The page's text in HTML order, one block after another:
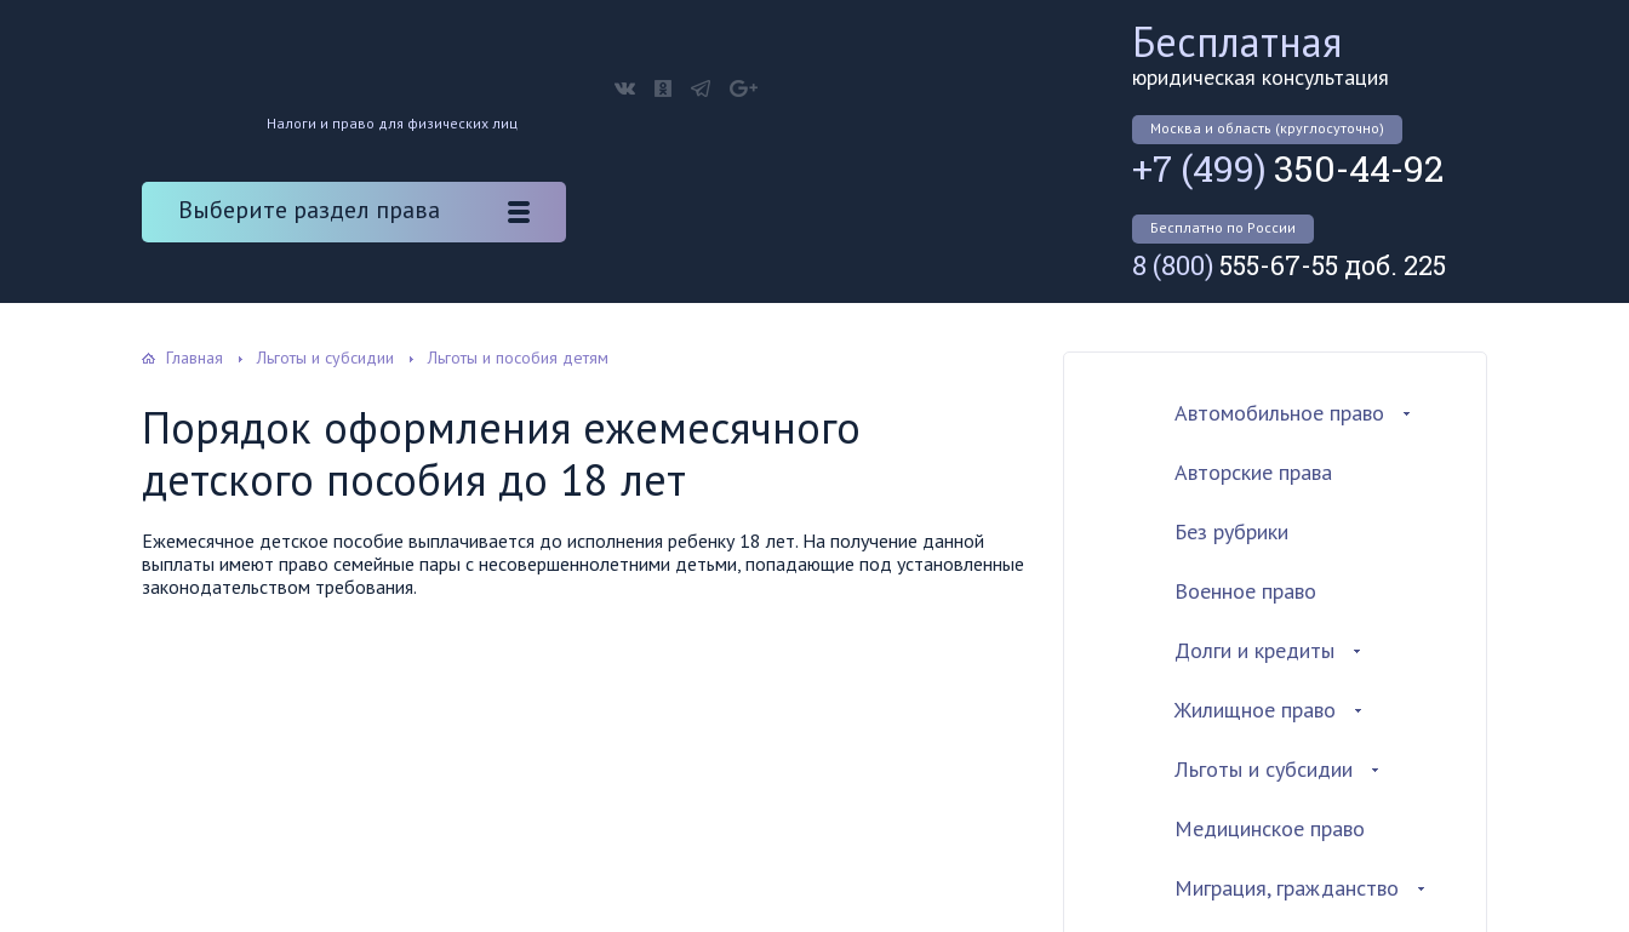
Налоги и право для физических лиц
Выберите раздел права
Бесплатная
юридическая консультация
Москва и область (круглосуточно)
+7 (499) 350-44-92
Бесплатно по России
8 (800) 555-67-55 доб. 225
Главная Льготы и субсидии Льготы и пособия детям
Порядок оформления ежемесячного
детского пособия до 18 лет
Ежемесячное детское пособие выплачивается до исполнения ребенку 18 лет. На получение данной
выплаты имеют право семейные пары с несовершеннолетними детьми, попадающие под установленные
законодательством требования.
Автомобильное право
Авторские права
Без рубрики
Военное право
Долги и кредиты
Жилищное право
Льготы и субсидии
Медицинское право
Миграция, гражданство